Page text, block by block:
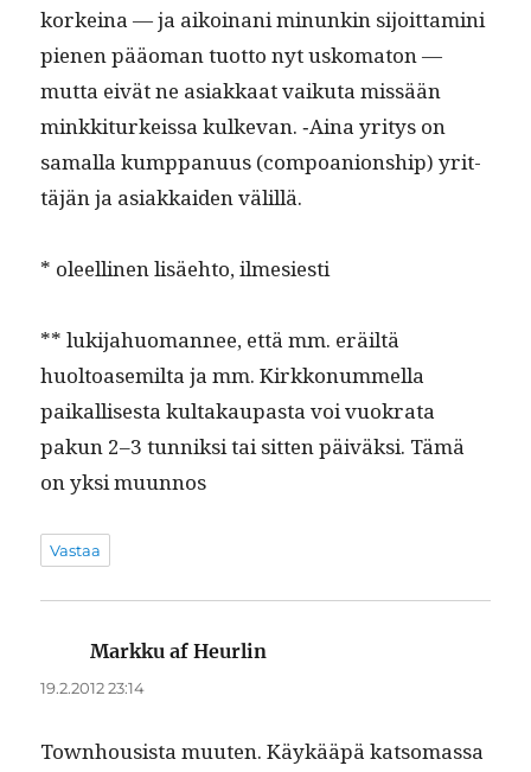
korkeina — ja aikoinani min­unkin sijoit­ta­mi­ni
pienen pääo­man tuot­to nyt usko­ma­ton —
mut­ta eivät ne asi­akkaat vaiku­ta mis­sään
minkki­turkeis­sa kulke­van. ‑Aina yri­tys on
samal­la kump­panu­us (com­poan­ion­ship) yrit­
täjän ja asi­akkaiden välillä.
* oleelli­nen lisäe­hto, ilmesiesti
** luk­i­jahuo­man­nee, että mm. eräiltä
huoltoasemil­ta ja mm. Kirkkon­um­mel­la
paikallis­es­ta kul­takau­pas­ta voi vuokra­ta
pakun 2–3 tun­niksi tai sit­ten päiväk­si. Tämä
on yksi muunnos
Vastaa
Markku af Heurlin
19.2.2012 23:14
Town­housista muuten. Käykääpä kat­so­mas­sa